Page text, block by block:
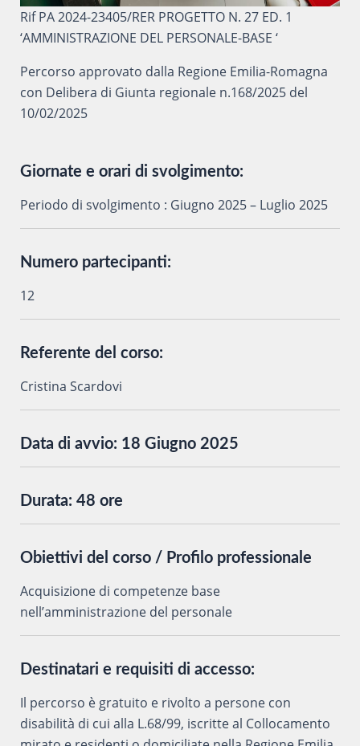
Rif PA 2024-23405/RER PROGETTO N. 27 ED. 1
‘AMMINISTRAZIONE DEL PERSONALE-BASE ‘
Percorso approvato dalla Regione Emilia-Romagna
con Delibera di Giunta regionale n.168/2025 del
10/02/2025
Giornate e orari di svolgimento:
Periodo di svolgimento : Giugno 2025 – Luglio 2025
Numero partecipanti:
12
Referente del corso:
Cristina Scardovi
Data di avvio: 18 Giugno 2025
Durata: 48 ore
Obiettivi del corso / Profilo professionale
Acquisizione di competenze base
nell’amministrazione del personale
Destinatari e requisiti di accesso:
Il percorso è gratuito e rivolto a persone con
disabilità di cui alla L.68/99, iscritte al Collocamento